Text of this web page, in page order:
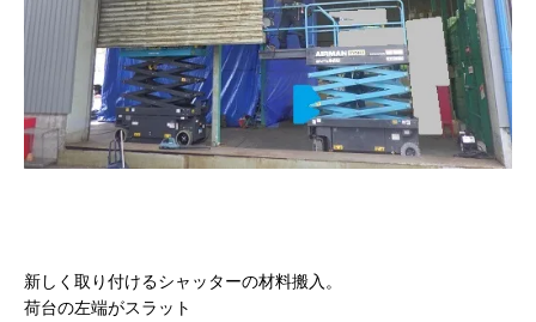
新しく取り付けるシャッターの材料搬入。
荷台の左端がスラット